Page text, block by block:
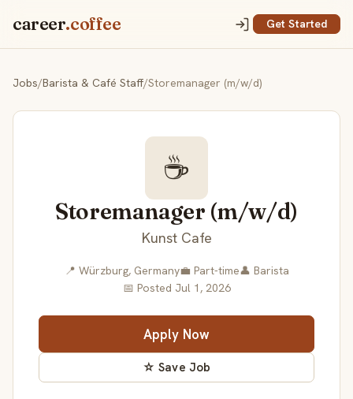
career.coffee Get Started
Jobs/Barista & Café Staff/Storemanager (m/w/d)
☕
Storemanager (m/w/d)
Kunst Cafe
📍 Würzburg, Germany💼 Part-time👤 Barista
📅 Posted Jul 1, 2026
Apply Now
☆ Save Job